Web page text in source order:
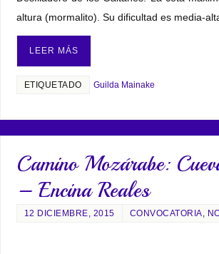
altura (mormalito). Su dificultad es media-
LEER MÁS
ETIQUETADO Guilda Mainake
Camino Mozárabe:
– Encina Reales
12 DICIEMBRE, 2015 CONVOCATORIA,